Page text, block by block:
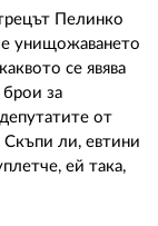
Пелинко
унищожаването
се явява
за
от
Скъпи ли, евтини
ей така,